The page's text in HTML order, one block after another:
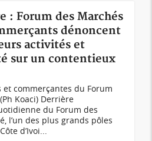
: Forum des Marchés
dénoncent
activités et
sur un contentieux
et commerçantes du Forum
Koaci) Derrière
du Forum des
l’un des plus grands pôles
d’Ivoi...